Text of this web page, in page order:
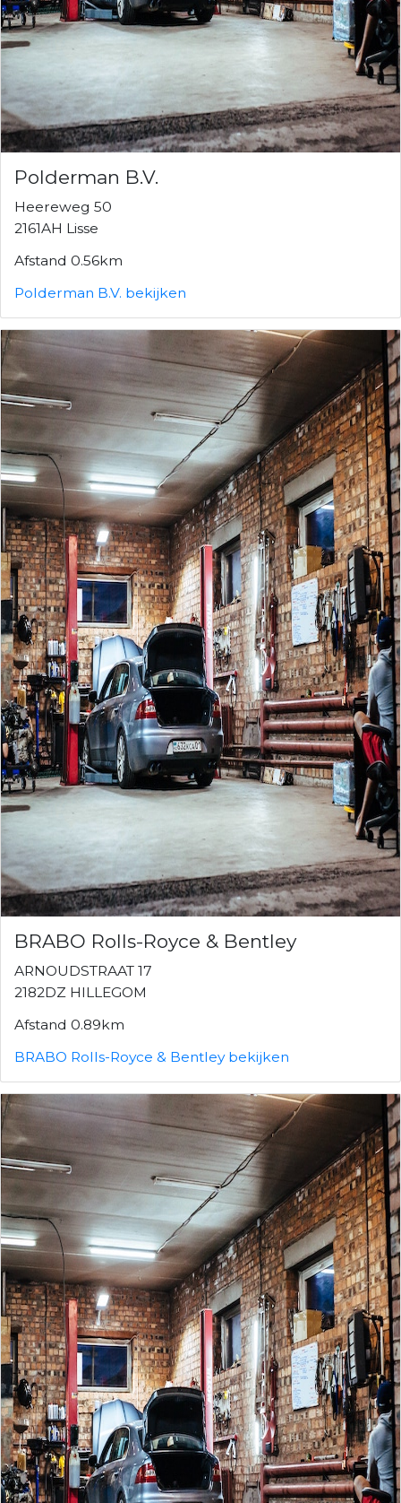
Polderman B.V.
Heereweg 50
2161AH Lisse
Afstand 0.56km
Polderman B.V. bekijken
BRABO Rolls-Royce & Bentley
ARNOUDSTRAAT 17
2182DZ HILLEGOM
Afstand 0.89km
BRABO Rolls-Royce & Bentley bekijken